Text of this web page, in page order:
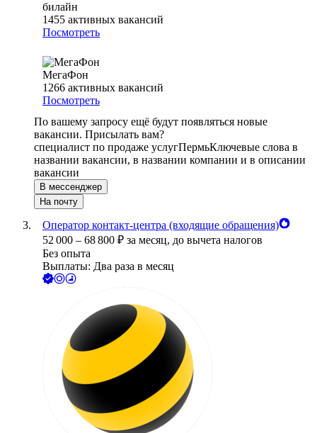
билайн
1455 активных вакансий
Посмотреть
МегаФон
1266 активных вакансий
Посмотреть
По вашему запросу ещё будут появляться новые
вакансии. Присылать вам?
специалист по продаже услугПермьКлючевые слова в
названии вакансии, в названии компании и в описании
вакансии
В мессенджер
На почту
Оператор контакт-центра (входящие обращения)
52 000 – 68 800 ₽ за месяц, до вычета налогов
Без опыта
Выплаты: Два раза в месяц